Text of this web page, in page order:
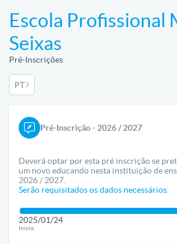
Escola Profissional
Seixas
Pré-Inscrições
PT
Pré-Inscrição - 2026 / 2027
Deverá optar por esta pré inscrição se
um novo educando nesta instituição de
2026 / 2027.
Serão requisitados os dados necessários.
2025/01/24
Início